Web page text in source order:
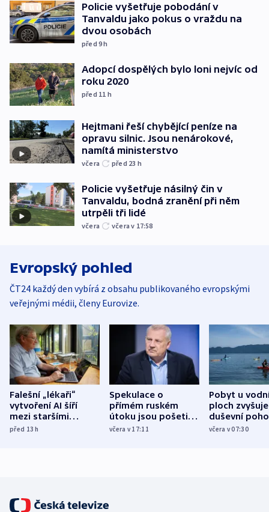
Policie vyšetřuje pobodání v
Tanvaldu jako pokus o vraždu na
dvou osobách
před 9h
Adopcí dospělých bylo loni nejvíc od
roku 2020
před 11 h
Hejtmani řeší chybějící peníze na
opravu silnic. Jsou nenárokové,
namítá ministerstvo
včera před 23 h
Policie vyšetřuje násilný čin v
Tanvaldu, bodná zranění při něm
utrpěli tři lidé
včera včera v 17:58
Evropský pohled
ČT24 každý den vybírá z obsahu publikovaného evropskými
veřejnými médii, členy Eurovize.
Falešní „lékaři“
vytvoření AI šíří
mezi staršími
Poláky nebezpečné
před 13h
Spekulace o
přímém ruském
útoku jsou pošetilé,
míní estonský
včera v 17:11
Pobyt u
ploch zvyšuje
duševní
ukázala
včera v 07:30